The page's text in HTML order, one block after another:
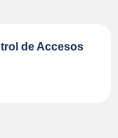
de Accesos